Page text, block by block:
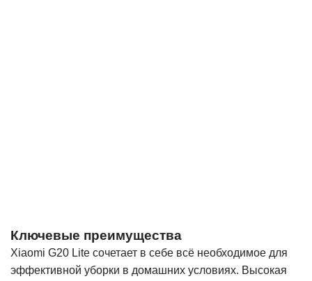
Ключевые преимущества
Xiaomi G20 Lite сочетает в себе всё необходимое для
эффективной уборки в домашних условиях. Высокая